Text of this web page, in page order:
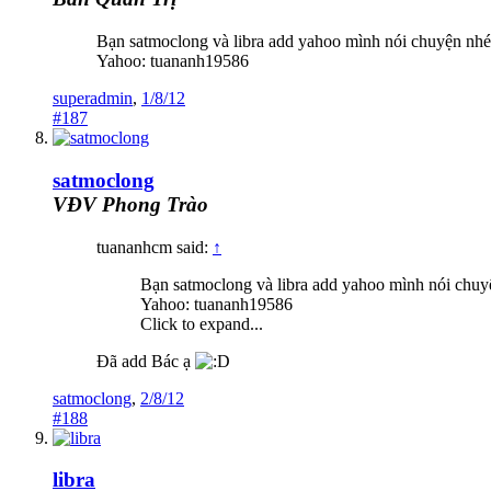
Bạn satmoclong và libra add yahoo mình nói chuyện
Yahoo: tuananh19586
superadmin, 1/8/12
#187
satmoclong
VĐV Phong Trào
tuananhcm said: ↑
Bạn satmoclong và libra add yahoo mình nói
Yahoo: tuananh19586
Click to expand...
Đã add Bác ạ
satmoclong, 2/8/12
#188
libra